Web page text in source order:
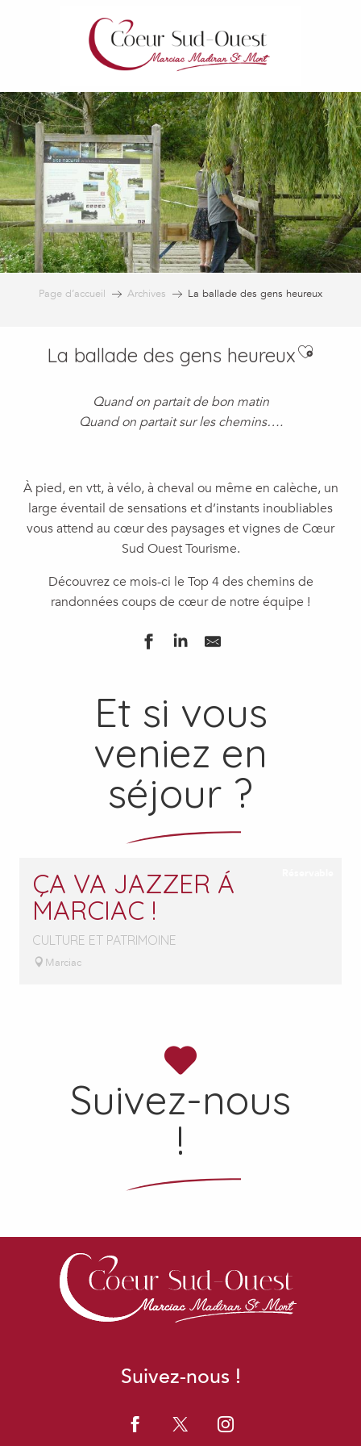
Page d’accueil Archives La ballade des gens heureux
La ballade des gens heureux
Quand on partait de bon matin
Quand on partait sur les chemins….
À pied, en vtt, à vélo, à cheval ou même en calèche, un
large éventail de sensations et d’instants inoubliables
vous attend au cœur des paysages et vignes de Cœur
Sud Ouest Tourisme.
Découvrez ce mois-ci le Top 4 des chemins de
randonnées coups de cœur de notre équipe !
Et si vous
veniez en
séjour ?
ÇA VA JAZZER Á
MARCIAC !
CULTURE ET PATRIMOINE
Marciac
Suivez-nous
!
Suivez-nous !